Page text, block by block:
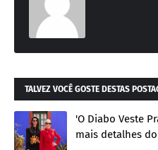
TALVEZ VOCÊ GOSTE DESTAS
'O Diabo Veste
mais detalhes